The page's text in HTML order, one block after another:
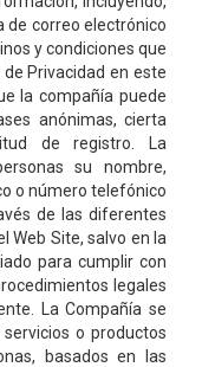
de correo electrónico
y condiciones que
Privacidad en este
la compañía puede
anónimas, cierta
de registro. La
su nombre,
o número telefónico
de las diferentes
Web Site, salvo en la
para cumplir con
legales
La Compañía se
o productos
basados en las